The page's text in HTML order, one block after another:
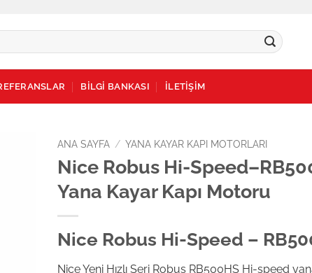
BİLGİ BANKASI İLETİŞİM
ANA SAYFA / YANA KAYAR KAPI MOTORLARI
Nice Robus Hi-
Yana Kayar Kapı Motoru
Nice Robus Hi-Speed –
Nice Yeni Hızlı Seri Robus RB500HS Hi-speed